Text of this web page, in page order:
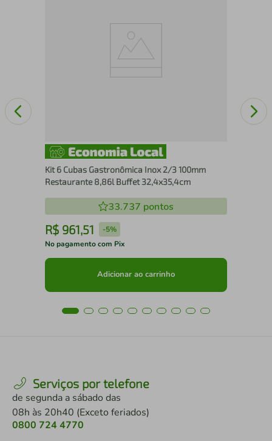
Kit 6 Cubas Gastronômica Inox 2/3 100mm
Restaurante 8,86l Buffet 32,4x35,4cm
33.737 pontos
R$ 961,51 -5%
No pagamento com Pix
Adicionar ao carrinho
Serviços por telefone
de segunda a sábado das
08h às 20h40 (Exceto feriados)
0800 724 4770